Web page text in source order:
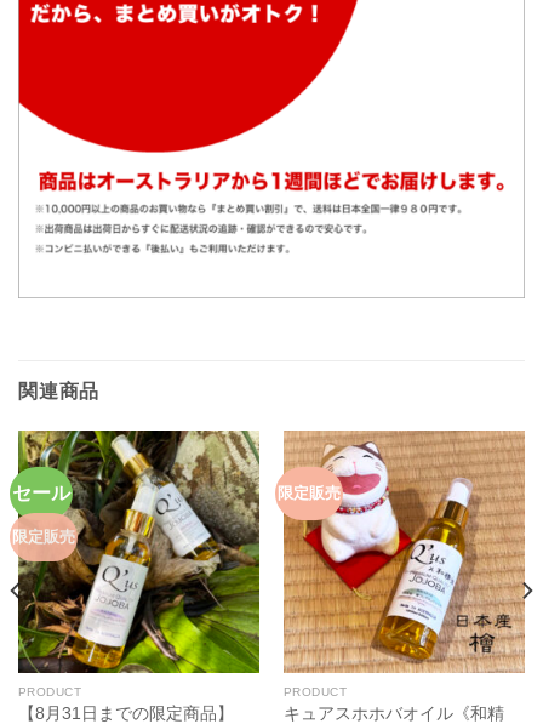
関連商品
セール
限定販売
PRODUCT
【8月31日までの限定商品】
限定販売
PRODUCT
キュアスホホバオイル《和精